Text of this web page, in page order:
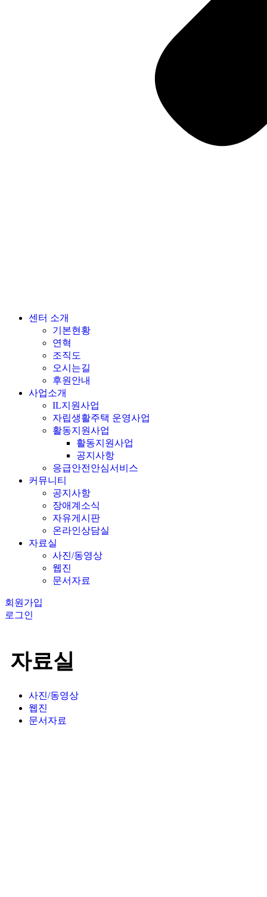
센터 소개
기본현황
연혁
조직도
오시는길
후원안내
사업소개
IL지원사업
자립생활주택 운영사업
활동지원사업
활동지원사업
공지사항
응급안전안심서비스
커뮤니티
공지사항
장애계소식
자유게시판
온라인상담실
자료실
사진/동영상
웹진
문서자료
회원가입
로그인
자료실
사진/동영상
웹진
문서자료